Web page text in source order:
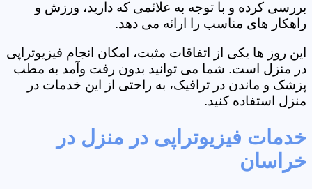
بررسی کرده و با توجه به علائمی که دارید، ورزش و
راهکار های مناسب را ارائه می دهد.
این روز ها یکی از اتفاقات مثبت، امکان انجام فیزیوتراپی
در منزل است. شما می توانید بدون رفت وآمد به مطب
پزشک و ماندن در ترافیک، به راحتی از این خدمات در
منزل استفاده کنید.
خدمات فیزیوتراپی در منزل در
خراسان